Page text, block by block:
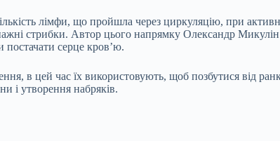
лімфи, що пройшла через циркуляцію, при
стрибки. Автор цього напрямку Олександр
серце кров’ю.
в цей час їх використовують, щоб позбутися від
і утворення набряків.